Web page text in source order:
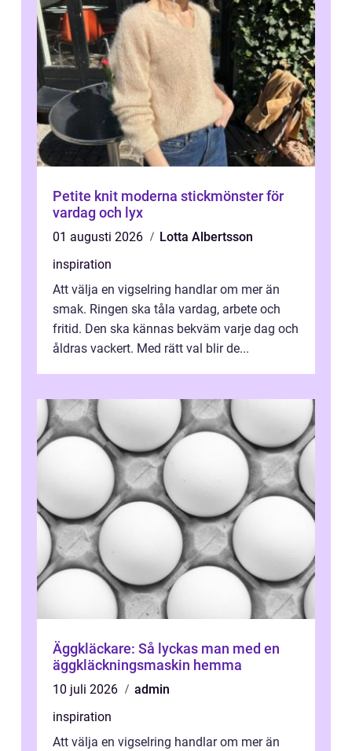
Petite knit moderna stickmönster för
vardag och lyx
01 augusti 2026
Lotta Albertsson
inspiration
Att välja en vigselring handlar om mer än
smak. Ringen ska tåla vardag, arbete och
fritid. Den ska kännas bekväm varje dag och
åldras vackert. Med rätt val blir de...
Äggkläckare: Så lyckas man med en
äggkläckningsmaskin hemma
10 juli 2026
admin
inspiration
Att välja en vigselring handlar om mer än